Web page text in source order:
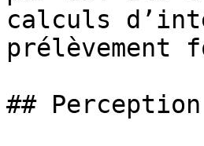
calculs
##